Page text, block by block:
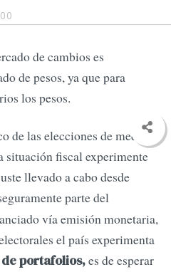
de cambios es
de pesos, ya que para
los pesos.
de las elecciones de medio
situación fiscal experimente
llevado a cabo desde
parte del
vía emisión monetaria,
el país experimenta
portafolios,es de esperar